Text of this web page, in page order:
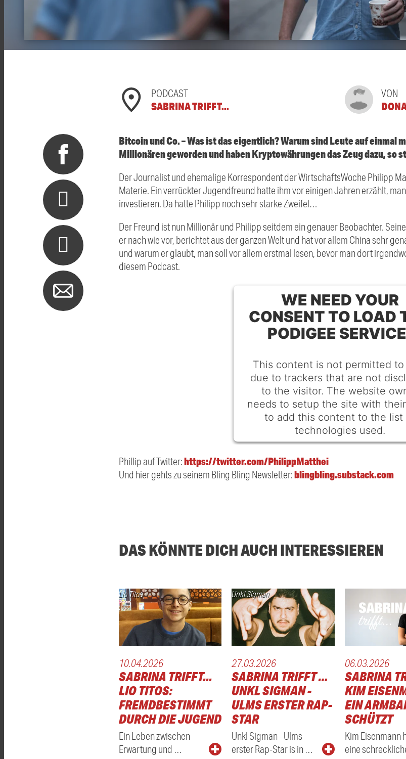
PODCAST
SABRINA TRIFFT...
VON
Bitcoin und Co. – Was ist das eigentlich? Warum sind Leute auf einmal
Millionären geworden und haben Kryptowährungen das Zeug dazu, so
Der Journalist und ehemalige Korrespondent der WirtschaftsWoche Philipp
Materie. Ein verrückter Jugendfreund hatte ihm vor einigen Jahren erzählt,
investieren. Da hatte Philipp noch sehr starke Zweifel…
Der Freund ist nun Millionär und Philipp seitdem ein genauer Beobachter.
er nach wie vor, berichtet aus der ganzen Welt und hat vor allem China sehr
und warum er glaubt, man soll vor allem erstmal lesen, bevor man dort
diesem Podcast.
WE NEED YOUR
CONSENT TO LOAD
PODIGEE
This content is not permitted to
due to trackers that are not
to the visitor. The website
needs to setup the site with
to add this content to the list
technologies used.
Platform
Phillip auf Twitter:https://twitter.com/PhilippMatthei
Und hier gehts zu seinem Bling Bling Newsletter:blingbling.substack.com
DAS KÖNNTE DICH AUCH INTERESSIEREN
Lio Titos
10.04.2026
SABRINA TRIFFT...
LIO TITOS:
FREMDBESTIMMT
DURCH DIE JUGEND
Ein Leben zwischen
Erwartung und …
Unkl Sigman
27.03.2026
SABRINA TRIFFT …
UNKL SIGMAN -
ULMS ERSTER RAP-
STAR
Unkl Sigman - Ulms
erster Rap-Star is in …
06.03.2026
SABRINA
KIM
EIN
SCHÜTZT
Kim Eisenmann
eine